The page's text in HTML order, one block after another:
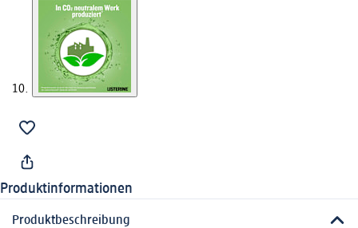
Produktinformationen
Produktbeschreibung